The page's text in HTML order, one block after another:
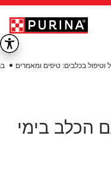
וטיפול בכלבים: טיפים ומאמרים
הכלב בימי